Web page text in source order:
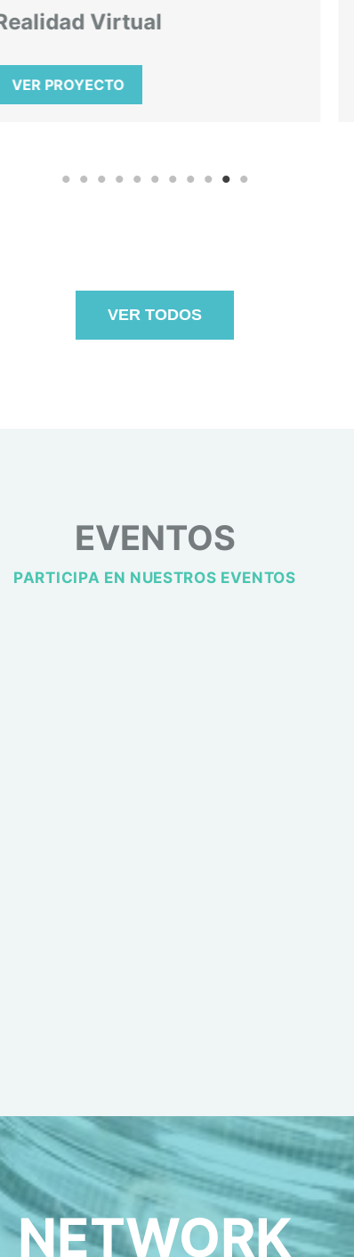
Lifetime
VER PROYECTO
VER TODOS
EVENTOS
PARTICIPA EN NUESTROS EVENTOS
NETWORK